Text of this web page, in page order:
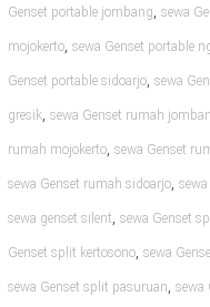
Genset portable jombang, sewa
mojokerto, sewa Genset portable
Genset portable sidoarjo, sewa
gresik, sewa Genset rumah
rumah mojokerto, sewa Genset
sewa Genset rumah sidoarjo,
sewa genset silent, sewa Genset
Genset split kertosono, sewa
sewa Genset split pasuruan, sewa